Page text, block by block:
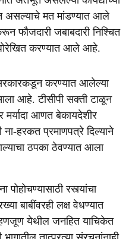
असल्याचे मत मांडण्यात आले
फौजदारी जबाबदारी निश्चित
करण्यात आले आहे.
सरकारकडून करण्यात आलेल्या
आहे. टीसीपी सक्ती टाळून
मर्यादा आणत बेकायदेशीर
ना-हरकत प्रमाणपत्रे दिल्याने
ठपका ठेवण्यात आला
पोहोचण्यासाठी रस्त्यांचा
बाबींवरही लक्ष वेधण्यात
येथील जनहित याचिकेत